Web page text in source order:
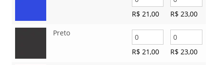
R$ 21,00 R$ 23,00
Preto
R$ 21,00 R$ 23,00